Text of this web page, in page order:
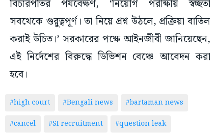
বিচারপতির পর্যবেক্ষণ, ‘নিয়োগ পরীক্ষায় স্বচ্ছতা
সবথেকে গুর‌ুত্বপূর্ণ। তা নিয়ে প্রশ্ন উঠলে, প্রক্রিয়া বাতিল
করাই উচিত।’ সরকারের পক্ষে আইনজীবী জানিয়েছেন,
এই নির্দেশের বিরুদ্ধে ডিভিশন বেঞ্চে আবেদন করা
হবে।
#high court #Bengali news
#bartaman news
#cancel
#SI recruitment #question leak